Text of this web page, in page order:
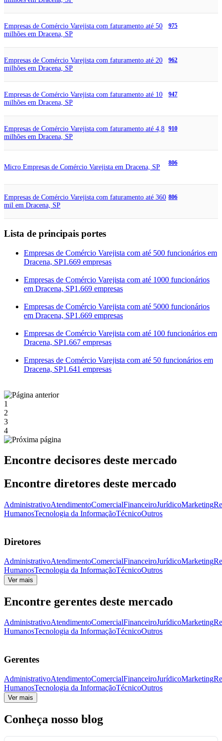
Empresas de Comércio Varejista com faturamento até 50
milhões em Dracena, SP
975
Empresas de Comércio Varejista com faturamento até 20
milhões em Dracena, SP
962
Empresas de Comércio Varejista com faturamento até 10
milhões em Dracena, SP
947
Empresas de Comércio Varejista com faturamento até 4,8
milhões em Dracena, SP
910
Micro Empresas de Comércio Varejista em Dracena, SP
806
Empresas de Comércio Varejista com faturamento até 360
mil em Dracena, SP
806
Lista de principais portes
Empresas de Comércio Varejista com até 500 funcionários em
Dracena, SP1.669 empresas
Empresas de Comércio Varejista com até 1000 funcionários
em Dracena, SP1.669 empresas
Empresas de Comércio Varejista com até 5000 funcionários
em Dracena, SP1.669 empresas
Empresas de Comércio Varejista com até 100 funcionários em
Dracena, SP1.667 empresas
Empresas de Comércio Varejista com até 50 funcionários em
Dracena, SP1.641 empresas
1
2
3
4
Encontre decisores deste mercado
Encontre diretores deste mercado
AdministrativoAtendimentoComercialFinanceiroJurídicoMarketing
HumanosTecnologia da InformaçãoTécnicoOutros
Diretores
AdministrativoAtendimentoComercialFinanceiroJurídicoMarketing
HumanosTecnologia da InformaçãoTécnicoOutros
Ver mais
Encontre gerentes deste mercado
AdministrativoAtendimentoComercialFinanceiroJurídicoMarketing
HumanosTecnologia da InformaçãoTécnicoOutros
Gerentes
AdministrativoAtendimentoComercialFinanceiroJurídicoMarketing
HumanosTecnologia da InformaçãoTécnicoOutros
Ver mais
Conheça nosso blog